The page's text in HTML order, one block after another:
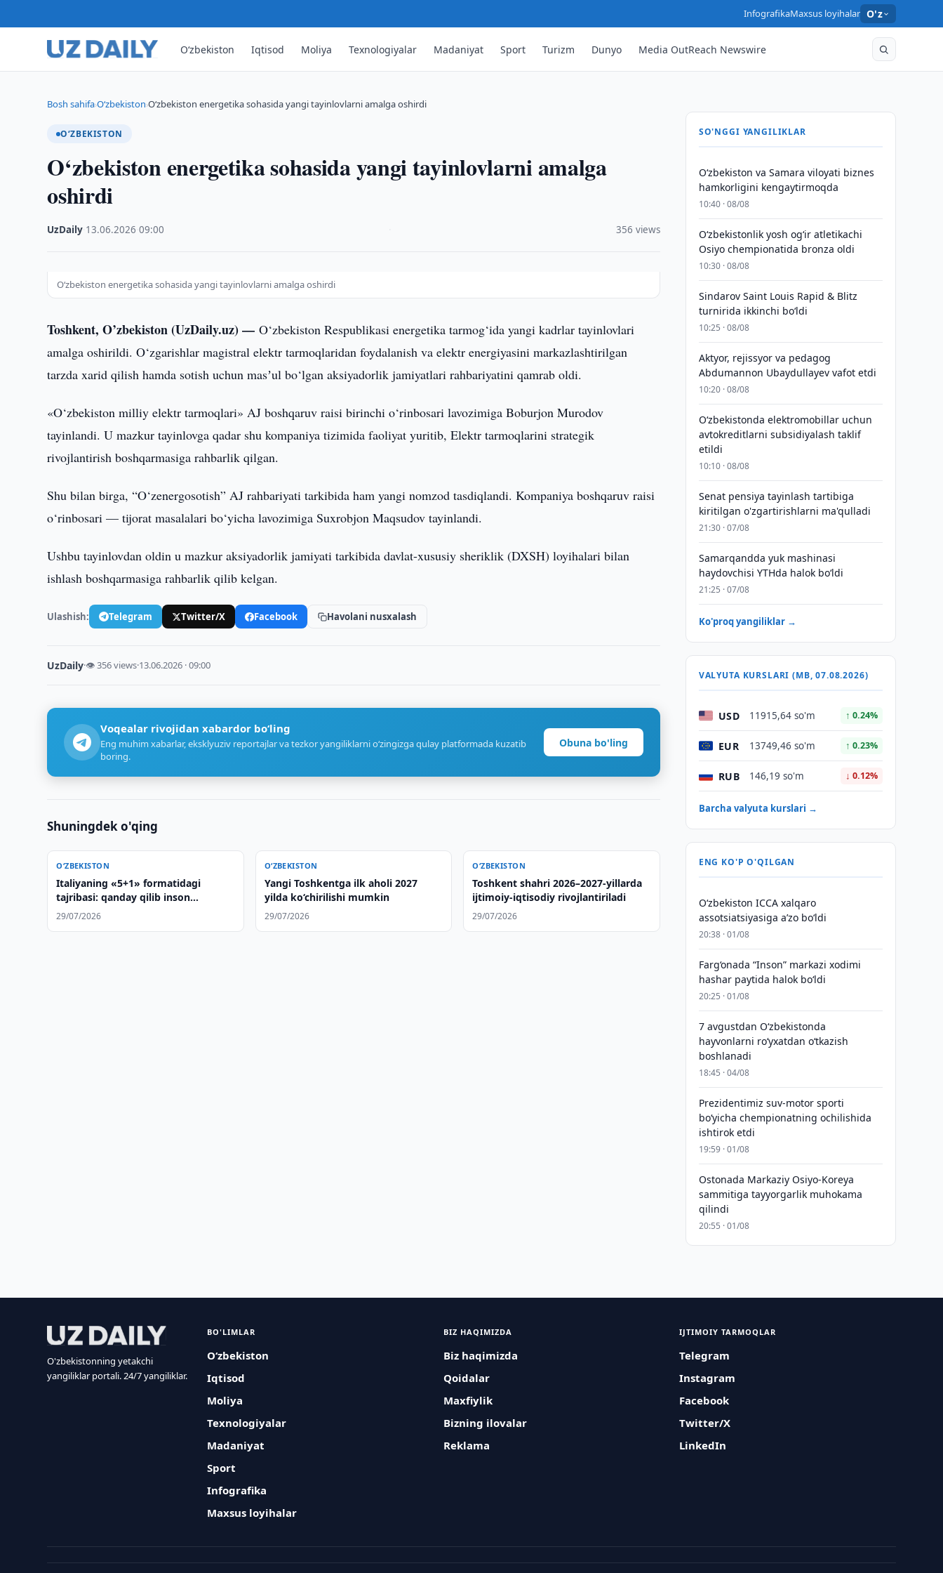
InfografikaMaxsus loyihalar O'z
O‘zbekiston Iqtisod Moliya Texnologiyalar Madaniyat Sport Turizm Dunyo Media OutReach Newswire
Bosh sahifa›O‘zbekiston›O‘zbekiston energetika sohasida yangi tayinlovlarni amalga oshirdi
O‘ZBEKISTON
O‘zbekiston energetika sohasida yangi tayinlovlarni amalga
oshirdi
UzDaily 13.06.2026 ·09:00 356 views
O‘zbekiston energetika sohasida yangi tayinlovlarni amalga oshirdi
Toshkent, O’zbekiston (UzDaily.uz) —O‘zbekiston Respublikasi energetika tarmog‘ida yangi kadrlar tayinlovlari
amalga oshirildi. O‘zgarishlar magistral elektr tarmoqlaridan foydalanish va elektr energiyasini markazlashtirilgan
tarzda xarid qilish hamda sotish uchun masʼul bo‘lgan aksiyadorlik jamiyatlari rahbariyatini qamrab oldi.
«O‘zbekiston milliy elektr tarmoqlari» AJ boshqaruv raisi birinchi o‘rinbosari lavozimiga Boburjon Murodov
tayinlandi. U mazkur tayinlovga qadar shu kompaniya tizimida faoliyat yuritib, Elektr tarmoqlarini strategik
rivojlantirish boshqarmasiga rahbarlik qilgan.
Shu bilan birga, “O‘zenergosotish” AJ rahbariyati tarkibida ham yangi nomzod tasdiqlandi. Kompaniya boshqaruv raisi
o‘rinbosari — tijorat masalalari bo‘yicha lavozimiga Suxrobjon Maqsudov tayinlandi.
Ushbu tayinlovdan oldin u mazkur aksiyadorlik jamiyati tarkibida davlat-xususiy sheriklik (DXSH) loyihalari bilan
ishlash boshqarmasiga rahbarlik qilib kelgan.
Ulashish: Telegram Twitter/X Facebook Havolani nusxalash
UzDaily·👁 356 views·13.06.2026 · 09:00
Voqealar rivojidan xabardor bo‘ling
Eng muhim xabarlar, eksklyuziv reportajlar va tezkor yangiliklarni o‘zingizga qulay platformada kuzatib
boring.
Obuna bo'ling
Shuningdek o'qing
O‘ZBEKISTON
Italiyaning «5+1» formatidagi
tajribasi: qanday qilib inson
kapitaliga kiritilayotgan
29/07/2026
O‘ZBEKISTON
Yangi Toshkentga ilk aholi 2027
yilda ko‘chirilishi mumkin
29/07/2026
O‘ZBEKISTON
Toshkent shahri 2026–2027-yillarda
ijtimoiy-iqtisodiy rivojlantiriladi
29/07/2026
SO'NGGI YANGILIKLAR
Oʻzbekiston va Samara viloyati biznes
hamkorligini kengaytirmoqda
10:40 · 08/08
O‘zbekistonlik yosh og‘ir atletikachi
Osiyo chempionatida bronza oldi
10:30 · 08/08
Sindarov Saint Louis Rapid & Blitz
turnirida ikkinchi bo‘ldi
10:25 · 08/08
Aktyor, rejissyor va pedagog
Abdumannon Ubaydullayev vafot etdi
10:20 · 08/08
O‘zbekistonda elektromobillar uchun
avtokreditlarni subsidiyalash taklif
etildi
10:10 · 08/08
Senat pensiya tayinlash tartibiga
kiritilgan o'zgartirishlarni ma'qulladi
21:30 · 07/08
Samarqandda yuk mashinasi
haydovchisi YTHda halok bo‘ldi
21:25 · 07/08
Ko'proq yangiliklar →
VALYUTA KURSLARI (MB, 07.08.2026)
USD 11915,64 so'm ↑ 0.24%
EUR 13749,46 so'm ↑ 0.23%
RUB 146,19 so'm ↓ 0.12%
Barcha valyuta kurslari →
ENG KO'P O'QILGAN
O‘zbekiston ICCA xalqaro
assotsiatsiyasiga aʼzo bo‘ldi
20:38 · 01/08
Farg‘onada “Inson” markazi xodimi
hashar paytida halok bo‘ldi
20:25 · 01/08
7 avgustdan O‘zbekistonda
hayvonlarni ro‘yxatdan o‘tkazish
boshlanadi
18:45 · 04/08
Prezidentimiz suv-motor sporti
bo‘yicha chempionatning ochilishida
ishtirok etdi
19:59 · 01/08
Ostonada Markaziy Osiyo-Koreya
sammitiga tayyorgarlik muhokama
qilindi
20:55 · 01/08
O'zbekistonning yetakchi
yangiliklar portali. 24/7 yangiliklar.
BO'LIMLAR
O‘zbekiston
Iqtisod
Moliya
Texnologiyalar
Madaniyat
Sport
Infografika
Maxsus loyihalar
BIZ HAQIMIZDA
Biz haqimizda
Qoidalar
Maxfiylik
Bizning ilovalar
Reklama
IJTIMOIY TARMOQLAR
Telegram
Instagram
Facebook
Twitter/X
LinkedIn